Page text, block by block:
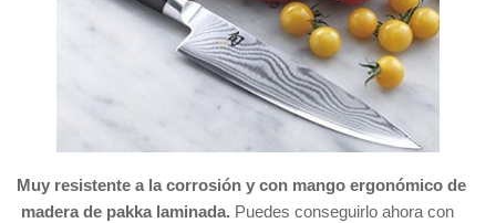
Muy resistente a la corrosión y con mango ergonómico de
madera de pakka laminada. Puedes conseguirlo ahora con